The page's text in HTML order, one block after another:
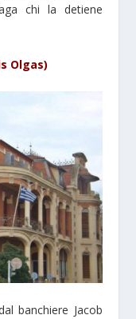
chi la detiene
Olgas)
banchiere Jacob